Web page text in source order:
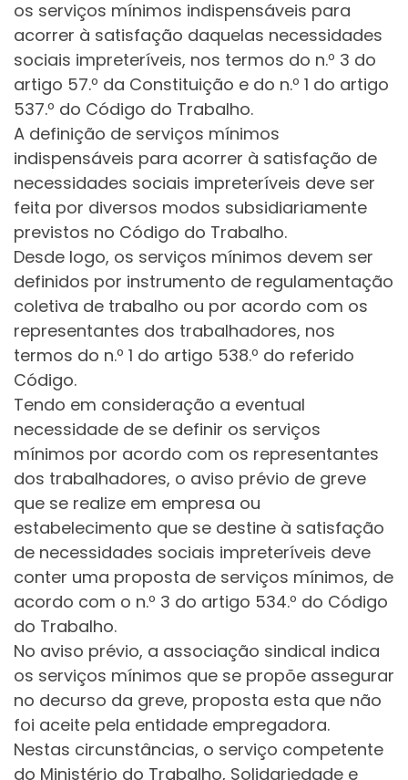
os serviços mínimos indispensáveis para
acorrer à satisfação daquelas necessidades
sociais impreteríveis, nos termos do n.º 3 do
artigo 57.º da Constituição e do n.º 1 do artigo
537.º do Código do Trabalho.
A definição de serviços mínimos
indispensáveis para acorrer à satisfação de
necessidades sociais impreteríveis deve ser
feita por diversos modos subsidiariamente
previstos no Código do Trabalho.
Desde logo, os serviços mínimos devem ser
definidos por instrumento de regulamentação
coletiva de trabalho ou por acordo com os
representantes dos trabalhadores, nos
termos do n.º 1 do artigo 538.º do referido
Código.
Tendo em consideração a eventual
necessidade de se definir os serviços
mínimos por acordo com os representantes
dos trabalhadores, o aviso prévio de greve
que se realize em empresa ou
estabelecimento que se destine à satisfação
de necessidades sociais impreteríveis deve
conter uma proposta de serviços mínimos, de
acordo com o n.º 3 do artigo 534.º do Código
do Trabalho.
No aviso prévio, a associação sindical indica
os serviços mínimos que se propõe assegurar
no decurso da greve, proposta esta que não
foi aceite pela entidade empregadora.
Nestas circunstâncias, o serviço competente
do Ministério do Trabalho, Solidariedade e